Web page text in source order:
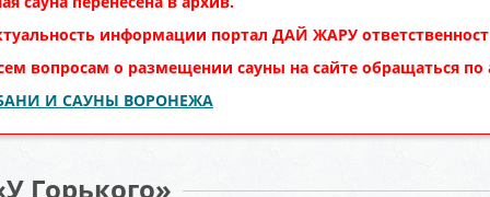
информации портал ДАЙ ЖАРУ
вопросам о размещении сауны на сайте обращаться по
И САУНЫ ВОРОНЕЖА
Горького»